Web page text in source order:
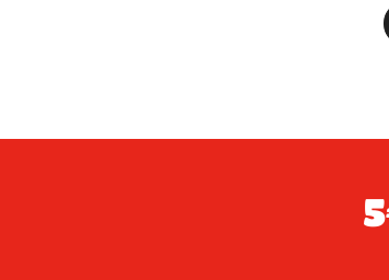
5€ offerts dès 49€ d’achat sur votre